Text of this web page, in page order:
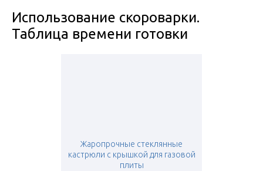
Использование скороварки.
Таблица времени готовки
Жаропрочные стеклянные
кастрюли с крышкой для газовой
плиты